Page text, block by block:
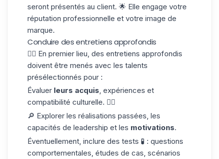
seront présentés au client. 🌟 Elle engage votre
réputation professionnelle et votre image de
marque.
Conduire des entretiens approfondis
☝🏼 En premier lieu, des entretiens approfondis
doivent être menés avec les talents
présélectionnés pour :
Évaluer leurs acquis, expériences et
compatibilité culturelle. 👌🏼
🔎 Explorer les réalisations passées, les
capacités de leadership et les motivations.
Éventuellement, inclure des tests 🧪 : questions
comportementales, études de cas, scénarios